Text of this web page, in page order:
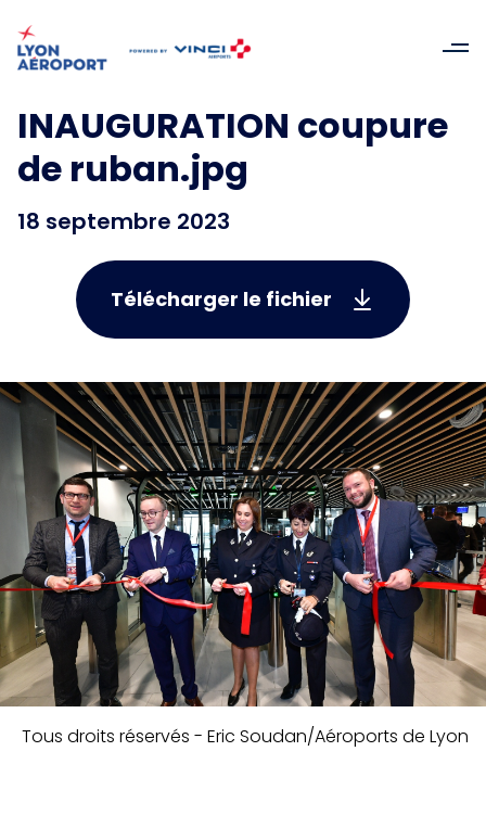
INAUGURATION coupure
de ruban.jpg
18 septembre 2023
Télécharger le fichier
Tous droits réservés - Eric Soudan/Aéroports de Lyon